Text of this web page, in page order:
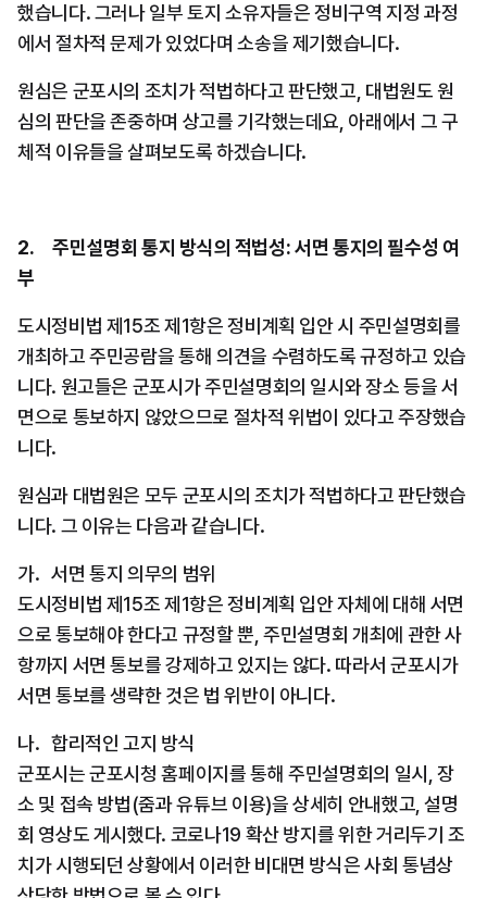
했습니다. 그러나 일부 토지 소유자들은 정비구역 지정 과정
에서 절차적 문제가 있었다며 소송을 제기했습니다.
원심은 군포시의 조치가 적법하다고 판단했고, 대법원도 원
심의 판단을 존중하며 상고를 기각했는데요, 아래에서 그 구
체적 이유들을 살펴보도록 하겠습니다.
2.     주민설명회 통지 방식의 적법성: 서면 통지의 필수성 여
부
도시정비법 제15조 제1항은 정비계획 입안 시 주민설명회를
개최하고 주민공람을 통해 의견을 수렴하도록 규정하고 있습
니다. 원고들은 군포시가 주민설명회의 일시와 장소 등을 서
면으로 통보하지 않았으므로 절차적 위법이 있다고 주장했습
니다.
원심과 대법원은 모두 군포시의 조치가 적법하다고 판단했습
니다. 그 이유는 다음과 같습니다.
가.   서면 통지 의무의 범위
도시정비법 제15조 제1항은 정비계획 입안 자체에 대해 서면
으로 통보해야 한다고 규정할 뿐, 주민설명회 개최에 관한 사
항까지 서면 통보를 강제하고 있지는 않다. 따라서 군포시가
서면 통보를 생략한 것은 법 위반이 아니다.
나.   합리적인 고지 방식
군포시는 군포시청 홈페이지를 통해 주민설명회의 일시, 장
소 및 접속 방법(줌과 유튜브 이용)을 상세히 안내했고, 설명
회 영상도 게시했다. 코로나19 확산 방지를 위한 거리두기 조
치가 시행되던 상황에서 이러한 비대면 방식은 사회 통념상